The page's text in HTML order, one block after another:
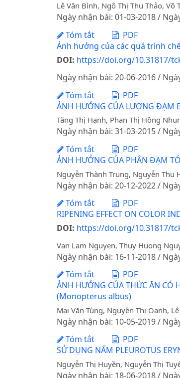
Lê Văn Bình, Ngô Thị Thu Thảo, Võ
Ngày nhận bài: 01-03-2018 /
Tóm tắt
PDF
Ảnh hưởng của các quá trình
DOI: https://doi.org/10.31817/
Ngày nhận bài: 20-06-2016 /
Tóm tắt
PDF
ẢNH HƯỞNG CỦA LƯỢNG ĐẠM
Tăng Thị Hạnh, Phan Thị Hồng
Ngày nhận bài: 31-03-2015 /
Tóm tắt
PDF
ẢNH HƯỞNG CỦA PHÂN ĐẠM
Nguyễn Thành Trung, Nguyễn Thu
Ngày nhận bài: 20-12-2022 /
Tóm tắt
PDF
RIPENING EFFECT ON COLOR
DOI: https://doi.org/10.31817/
Van Lam Nguyen, Thuy Huong
Ngày nhận bài: 16-11-2018 /
Tóm tắt
PDF
ẢNH HƯỞNG CỦA THỨC ĂN CÓ
(Monopterus albus)
Mai Văn Tùng, Nguyễn Thị Oanh,
Ngày nhận bài: 10-05-2019 /
Tóm tắt
PDF
SỬ DỤNG NẤM PLEUROTUS
Nguyễn Thị Huyền, Nguyễn Thị
Ngày nhận bài: 18-06-2018 /